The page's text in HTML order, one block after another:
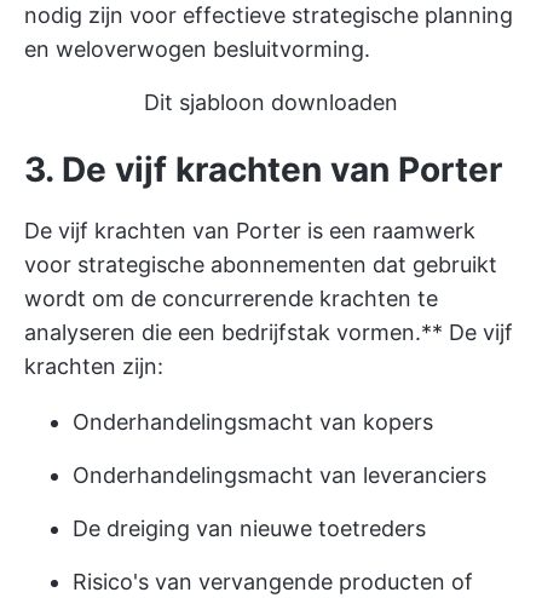
nodig zijn voor effectieve strategische planning
en weloverwogen besluitvorming.
Dit sjabloon downloaden
3. De vijf krachten van Porter
De vijf krachten van Porter is een raamwerk
voor strategische abonnementen dat gebruikt
wordt om de concurrerende krachten te
analyseren die een bedrijfstak vormen.** De vijf
krachten zijn:
Onderhandelingsmacht van kopers
Onderhandelingsmacht van leveranciers
De dreiging van nieuwe toetreders
Risico's van vervangende producten of